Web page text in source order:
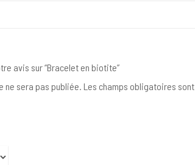
avis sur “Bracelet en biotite”
ne sera pas publiée. Les champs obligatoires sont